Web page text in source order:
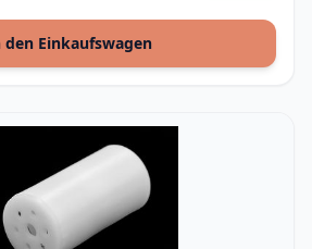
den Einkaufswagen